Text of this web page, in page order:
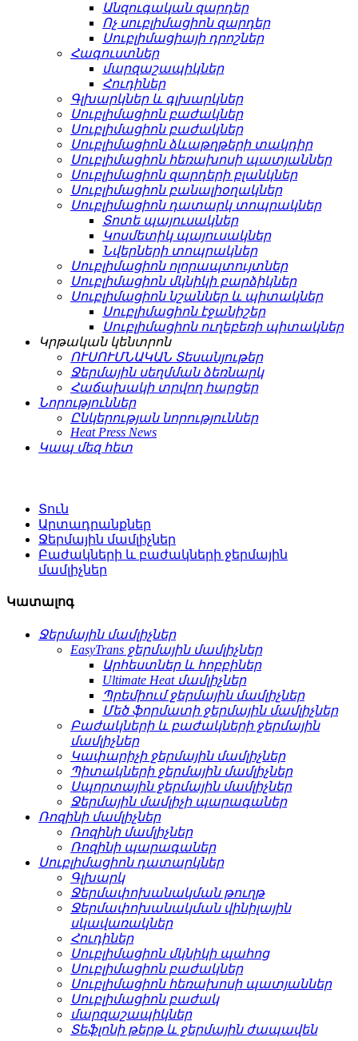
Անզուգական զարդեր
Ոչ սուբլիմացիոն զարդեր
Սուբլիմացիայի դրոշներ
Հագուստներ
մարզաշապիկներ
Հուդիներ
Գլխարկներ և գլխարկներ
Սուբլիմացիոն բաժակներ
Սուբլիմացիոն բաժակներ
Սուբլիմացիոն ձևաթղթերի տակդիր
Սուբլիմացիոն հեռախոսի պատյաններ
Սուբլիմացիոն զարդերի բլանկներ
Սուբլիմացիոն բանալիօղակներ
Սուբլիմացիոն դատարկ տոպրակներ
Տոտե պայուսակներ
Կոսմետիկ պայուսակներ
Նվերների տոպրակներ
Սուբլիմացիոն ոլորապտույտներ
Սուբլիմացիոն մկնիկի բարձիկներ
Սուբլիմացիոն նշաններ և պիտակներ
Սուբլիմացիոն էջանիշեր
Սուբլիմացիոն ուղեբեռի պիտակներ
Կրթական կենտրոն
ՈՒՍՈՒՄՆԱԿԱՆ Տեսանյութեր
Ջերմային սեղմման ձեռնարկ
Հաճախակի տրվող հարցեր
Նորություններ
Ընկերության նորություններ
Heat Press News
Կապ մեզ հետ
Տուն
Արտադրանքներ
Ջերմային մամլիչներ
Բաժակների և բաժակների ջերմային
մամլիչներ
Կատալոգ
Ջերմային մամլիչներ
EasyTrans ջերմային մամլիչներ
Արհեստներ և հոբբիներ
Ultimate Heat մամլիչներ
Պրեմիում ջերմային մամլիչներ
Մեծ ֆորմատի ջերմային մամլիչներ
Բաժակների և բաժակների ջերմային
մամլիչներ
Կափարիչի ջերմային մամլիչներ
Պիտակների ջերմային մամլիչներ
Սպորտային ջերմային մամլիչներ
Ջերմային մամլիչի պարագաներ
Ռոզինի մամլիչներ
Ռոզինի մամլիչներ
Ռոզինի պարագաներ
Սուբլիմացիոն դատարկներ
Գլխարկ
Ջերմափոխանակման թուղթ
Ջերմափոխանակման վինիլային
սկավառակներ
Հուդիներ
Սուբլիմացիոն մկնիկի պահոց
Սուբլիմացիոն բաժակներ
Սուբլիմացիոն հեռախոսի պատյաններ
Սուբլիմացիոն բաժակ
մարզաշապիկներ
Տեֆլոնի թերթ և ջերմային ժապավեն